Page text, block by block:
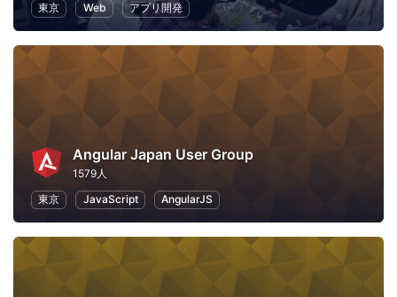
東京
Web アプリ開発
Angular Japan User Group
1579人
東京
JavaScript AngularJS